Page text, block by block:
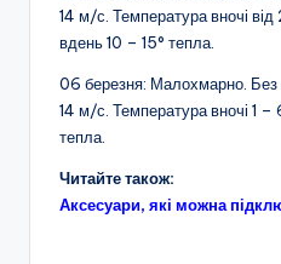
14 м/с. Температура вночі від
вдень 10 – 15° тепла.
06 березня: Малохмарно. Без
14 м/с. Температура вночі 1 –
тепла.
Читайте також:
Аксесуари, які можна